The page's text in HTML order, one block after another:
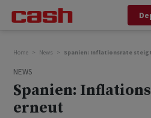
Home News Spanien: Inflationsrate
NEWS
Spanien:
erneut